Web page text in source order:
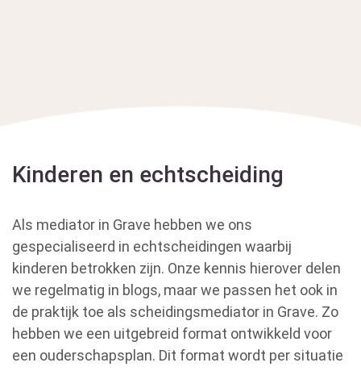
Kinderen en echtscheiding
Als mediator in Grave hebben we ons
gespecialiseerd in echtscheidingen waarbij
kinderen betrokken zijn. Onze kennis hierover delen
we regelmatig in blogs, maar we passen het ook in
de praktijk toe als scheidingsmediator in Grave. Zo
hebben we een uitgebreid format ontwikkeld voor
een ouderschapsplan. Dit format wordt per situatie